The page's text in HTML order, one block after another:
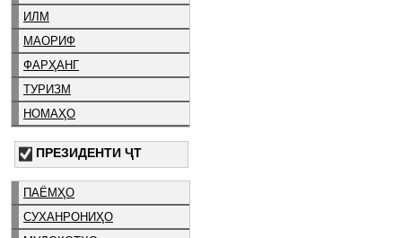
ИЛМ
МАОРИФ
ФАРҲАНГ
ТУРИЗМ
НОМАҲО
ПРЕЗИДЕНТИ ҶТ
ПАЁМҲО
СУХАНРОНИҲО